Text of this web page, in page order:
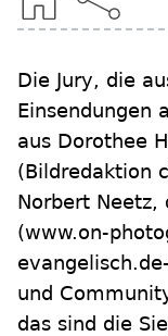
Die Jury, die
Einsendungen
aus Dorothee
(Bildredaktion
Norbert Neetz,
(www.on-
und
das sind die